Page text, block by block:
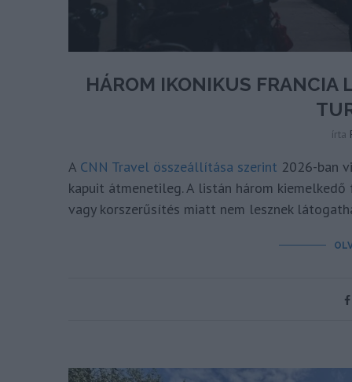
HÁROM IKONIKUS FRANCIA
írta
A CNN Travel összeállítása szerint 2026-ban
kapuit átmenetileg. A listán három
vagy korszerűsítés miatt nem lesznek